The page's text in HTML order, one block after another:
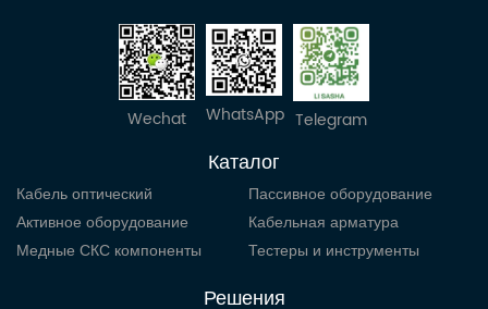
Wechat WhatsApp Telegram
Каталог
Кабель оптический
Пассивное оборудование
Активное оборудование
Кабельная арматура
Медные СКС компоненты
Тестеры и инструменты
Решения